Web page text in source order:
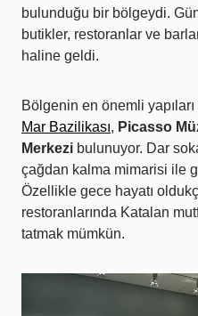
bulunduğu bir bölgeydi.
butikler, restoranlar ve
haline geldi.
Bölgenin en önemli yapıları
Mar Bazilikası, Picasso
Merkezi bulunuyor. Dar
çağdan kalma mimarisi ile
Özellikle gece hayatı
restoranlarında Katalan
tatmak mümkün.